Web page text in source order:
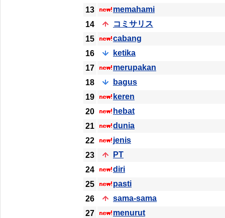
13
memahami
14
コミサリス
15
cabang
16
ketika
17
merupakan
18
bagus
19
keren
20
hebat
21
dunia
22
jenis
23
PT
24
diri
25
pasti
26
sama-sama
27
menurut